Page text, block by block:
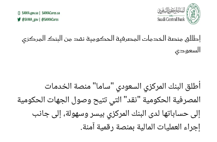
إطلاق منصة الخدمات المصرفية الحكومية نقد من البنك المركزي
السعودي
أطلق البنك المركزي السعودي "ساما" منصة الخدمات
المصرفية الحكومية "نقد" التي تتيح وصول الجهات الحكومية
إلى حساباتها لدى البنك المركزي بيسر وسهولة، إلى جانب
إجراء العمليات المالية بمنصة رقمية آمنة.
مجلة سيدتي
غلاف رفمي